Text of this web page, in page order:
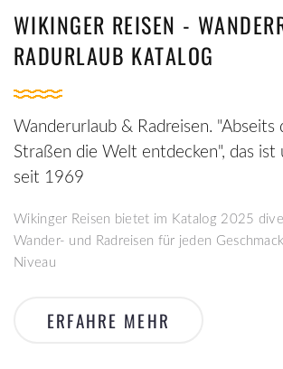
WIKINGER REISEN -
RADURLAUB KATALOG
Wanderurlaub & Radreisen. "Abseits
Straßen die Welt entdecken", das
seit 1969
Wikinger Reisen bietet im Katalog 2025
Wander- und Radreisen für jeden
Niveau
ERFAHRE MEHR